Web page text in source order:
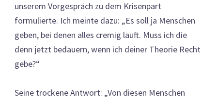
unserem Vorgespräch zu dem Krisenpart
formulierte. Ich meinte dazu: „Es soll ja Menschen
geben, bei denen alles cremig läuft. Muss ich die
denn jetzt bedauern, wenn ich deiner Theorie Recht
gebe?“
Seine trockene Antwort: „Von diesen Menschen